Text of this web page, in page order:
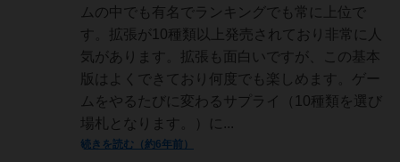
ムの中でも有名でランキングでも常に上位で
す。拡張が10種類以上発売されており非常に人
気があります。拡張も面白いですが、この基本
版はよくできており何度でも楽しめます。ゲー
ムをやるたびに変わるサプライ（10種類を選び
場札となります。）に...
続きを読む（約6年前）